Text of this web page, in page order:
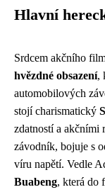
Hlavní
Srdcem akčního
hvězdné obsazení,
automobilových
stojí charismatický
zdatností a akčními
závodník, bojuje s
víru napětí. Vedle
Buabeng, která do